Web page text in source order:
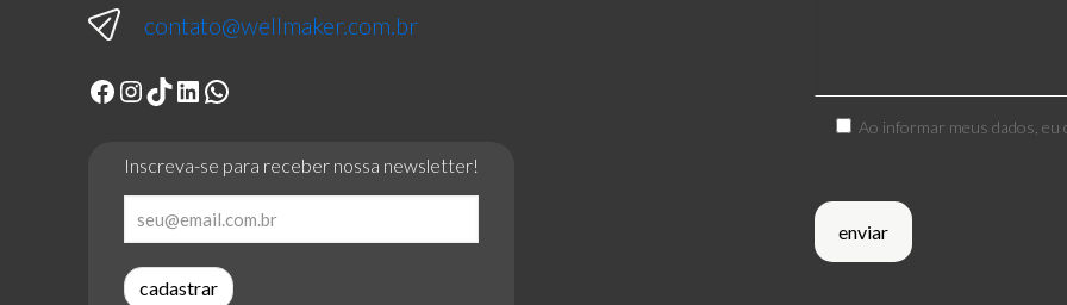
contato@wellmaker.com.br
Facebook
Instagram
TikTok
LinkedIn
WhatsApp
Inscreva-se para receber nossa newsletter!
cadastrar
Ao informar meus dados, eu